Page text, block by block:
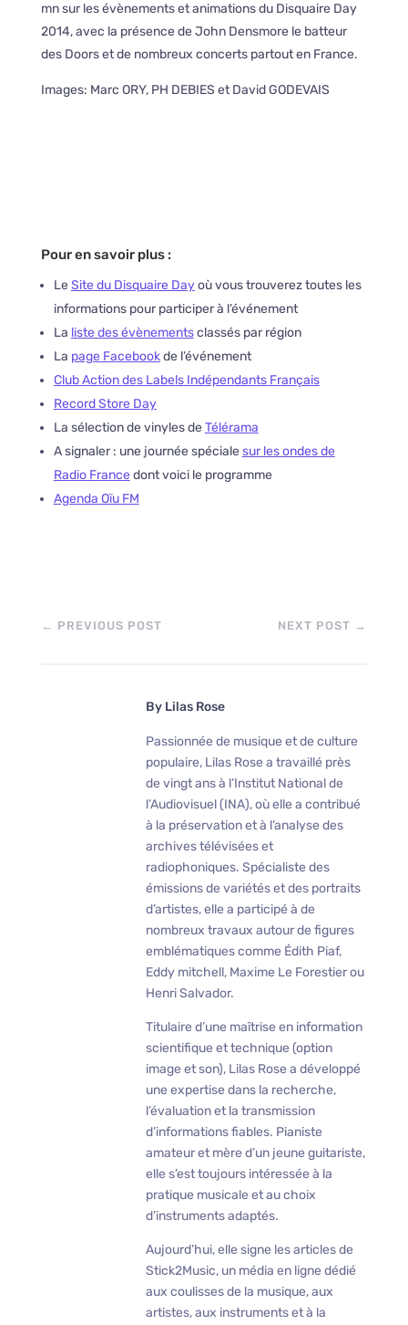
mn sur les évènements et animations du Disquaire Day
2014, avec la présence de John Densmore le batteur
des Doors et de nombreux concerts partout en France.
Images: Marc ORY, PH DEBIES et David GODEVAIS
Pour en savoir plus :
LeSite du Disquaire Dayoù vous trouverez toutes les
informations pour participer à l’événement
La liste des évènementsclassés par région
La page Facebookde l’événement
Club Action des Labels Indépendants Français
Record Store Day
La sélection de vinyles deTélérama
A signaler : une journée spécialesur les ondes de
Radio Francedont voici le programme
Agenda Oïu FM
← PREVIOUS POST NEXT POST →
By Lilas Rose
Passionnée de musique et de culture
populaire, Lilas Rose a travaillé près
de vingt ans à l’Institut National de
l’Audiovisuel (INA), où elle a contribué
à la préservation et à l’analyse des
archives télévisées et
radiophoniques. Spécialiste des
émissions de variétés et des portraits
d’artistes, elle a participé à de
nombreux travaux autour de figures
emblématiques comme Édith Piaf,
Eddy mitchell, Maxime Le Forestier ou
Henri Salvador.
Titulaire d’une maîtrise en information
scientifique et technique (option
image et son), Lilas Rose a développé
une expertise dans la recherche,
l’évaluation et la transmission
d’informations fiables. Pianiste
amateur et mère d’un jeune guitariste,
elle s’est toujours intéressée à la
pratique musicale et au choix
d’instruments adaptés.
Aujourd’hui, elle signe les articles de
Stick2Music, un média en ligne dédié
aux coulisses de la musique, aux
artistes, aux instruments et à la